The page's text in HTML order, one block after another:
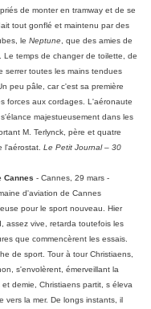
de monter en tramway et de se
tout gonflé et maintenu par des
le Neptune , que des amies de
Le temps de changer de toilette, de
serrer toutes les mains tendues
peu pâle, car c'est sa première
forces aux cordages. L'aéronaute
s'élance majestueusement dans les
M. Terlynck, père et quatre
l'aérostat. Le Petit Journal – 30
Cannes - Cannes, 29 mars -
d'aviation de Cannes
pour le sport nouveau. Hier
assez vive, retarda toutefois les
que commencèrent les essais.
de sport. Tour à tour Christiaens,
s'envolèrent, émerveillant la
demie, Christiaens partit, s éleva
vers la mer. De longs instants, il